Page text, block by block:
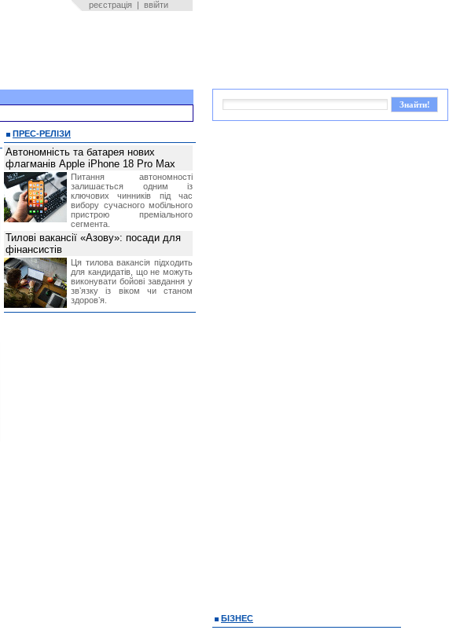
реєстрація | ввійти
ПРЕС-РЕЛІЗИ
Автономність та батарея нових
флагманів Apple iPhone 18 Pro Max
Питання автономності
залишається одним із
ключових чинників під час
вибору сучасного мобільного
пристрою преміального
сегмента.
Тилові вакансії «Азову»: посади для
фінансистів
Ця тилова вакансія підходить
для кандидатів, що не можуть
виконувати бойові завдання у
звʼязку із віком чи станом
здоровʼя.
БІЗНЕС